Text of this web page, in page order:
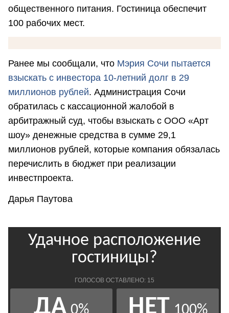
общественного питания. Гостиница обеспечит
100 рабочих мест.
Ранее мы сообщали, что Мэрия Сочи пытается
взыскать с инвестора 10-летний долг в 29
миллионов рублей. Администрация Сочи
обратилась с кассационной жалобой в
арбитражный суд, чтобы взыскать с ООО «Арт
шоу» денежные средства в сумме 29,1
миллионов рублей, которые компания обязалась
перечислить в бюджет при реализации
инвестпроекта.
Дарья Паутова